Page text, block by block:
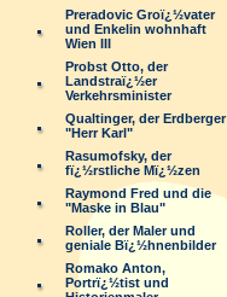
Preradovic Groï¿½vater
und Enkelin wohnhaft
Wien III
Probst Otto, der
Landstraï¿½er
Verkehrsminister
Qualtinger, der Erdberger
"Herr Karl"
Rasumofsky, der
fï¿½rstliche Mï¿½zen
Raymond Fred und die
"Maske in Blau"
Roller, der Maler und
geniale Bï¿½hnenbilder
Romako Anton,
Portrï¿½tist und